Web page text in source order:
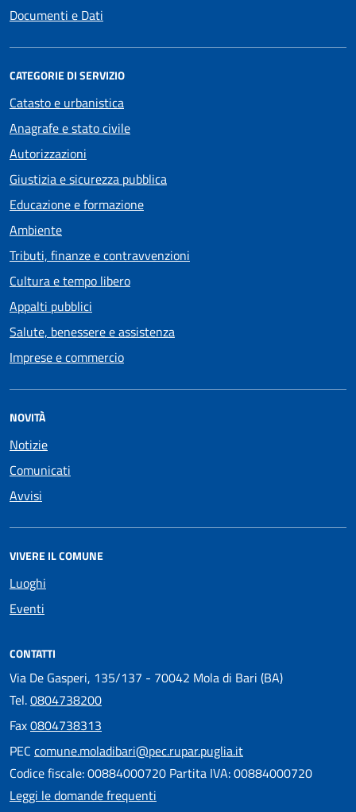
Documenti e Dati
CATEGORIE DI SERVIZIO
Catasto e urbanistica
Anagrafe e stato civile
Autorizzazioni
Giustizia e sicurezza pubblica
Educazione e formazione
Ambiente
Tributi, finanze e contravvenzioni
Cultura e tempo libero
Appalti pubblici
Salute, benessere e assistenza
Imprese e commercio
NOVITÀ
Notizie
Comunicati
Avvisi
VIVERE IL COMUNE
Luoghi
Eventi
CONTATTI
Via De Gasperi, 135/137 - 70042 Mola di Bari (BA)
Tel.0804738200
Fax0804738313
PEC comune.moladibari@pec.rupar.puglia.it
Codice fiscale: 00884000720 Partita IVA: 00884000720
Leggi le domande frequenti